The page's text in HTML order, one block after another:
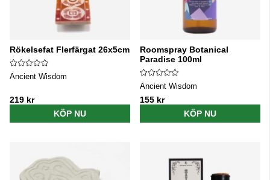
Rökelsefat Flerfärgat 26x5cm
Ancient Wisdom
219 kr
KÖP NU
Roomspray Botanical
Paradise 100ml
Ancient Wisdom
155 kr
KÖP NU